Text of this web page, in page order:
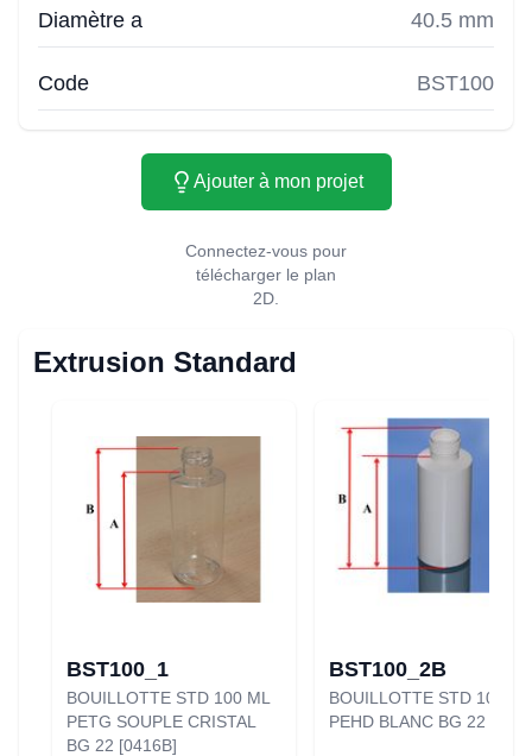
Diamètre a 40.5 mm
Code BST100
Ajouter à mon projet
Connectez-vous pour
télécharger le plan
2D.
Extrusion Standard
BST100_1
BOUILLOTTE STD 100 ML
PETG SOUPLE CRISTAL
BG 22 [0416B]
BST100_2B
BOUILLOTTE STD 100 ML
PEHD BLANC BG 22